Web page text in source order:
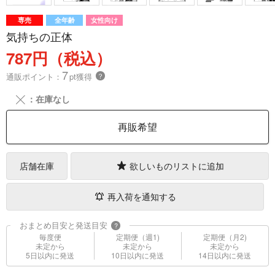
専売 全年齢 女性向け
気持ちの正体
787円（税込）
通販ポイント： 7pt獲得 ？
╳ ：在庫なし
再販希望
店舗在庫 欲しいものリストに追加
再入荷を通知する
おまとめ目安と発送目安 ?
毎度便
未定から
5日以内に発送
定期便（週1)
未定から
10日以内に発送
定期便（月2)
未定から
14日以内に発送